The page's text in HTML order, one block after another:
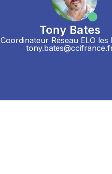
Tony Bates
Coordinateur Réseau ELO les